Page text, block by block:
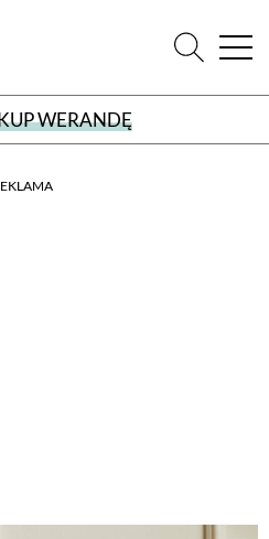
WERANDĘ